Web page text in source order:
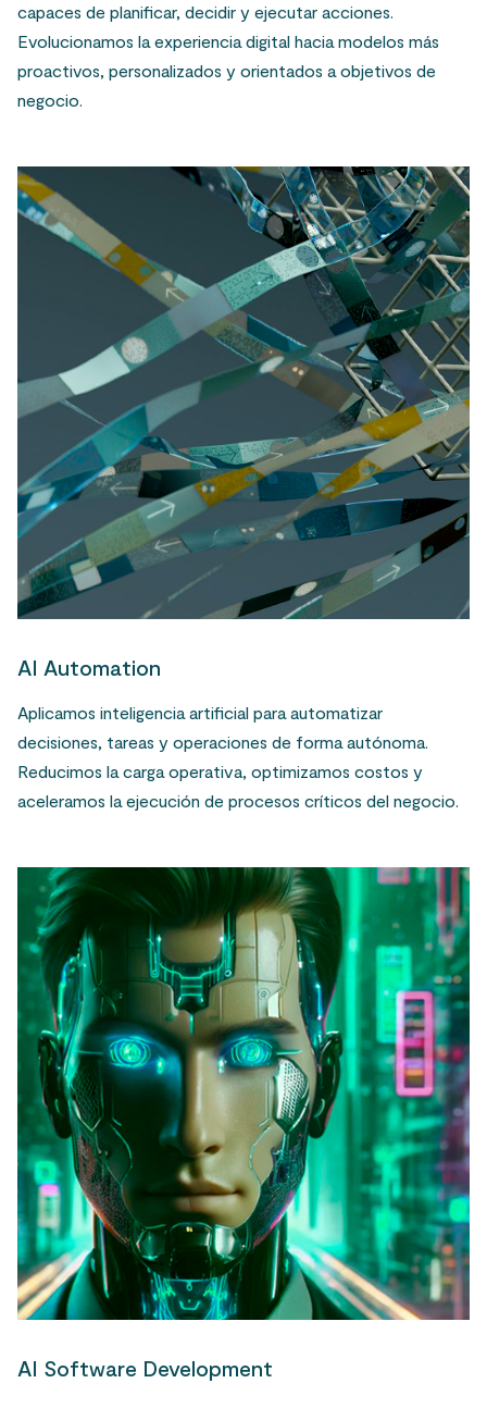
capaces de planificar, decidir y ejecutar acciones.
Evolucionamos la experiencia digital hacia modelos más
proactivos, personalizados y orientados a objetivos de
negocio.
AI Automation
Aplicamos inteligencia artificial para automatizar
decisiones, tareas y operaciones de forma autónoma.
Reducimos la carga operativa, optimizamos costos y
aceleramos la ejecución de procesos críticos del negocio.
AI Software Development